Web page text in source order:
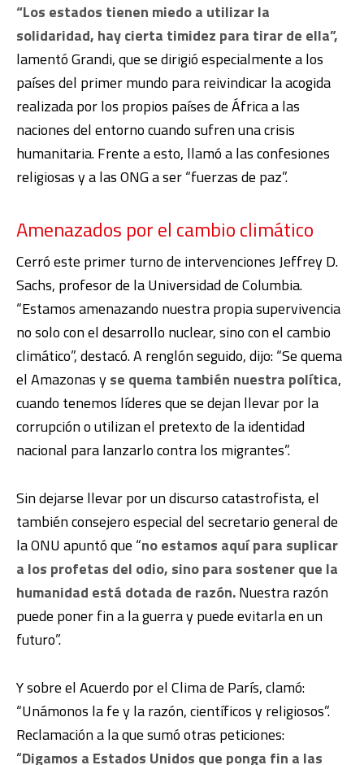
“Los estados tienen miedo a utilizar la
solidaridad, hay cierta timidez para tirar de ella”,
lamentó Grandi, que se dirigió especialmente a los
países del primer mundo para reivindicar la acogida
realizada por los propios países de África a las
naciones del entorno cuando sufren una crisis
humanitaria. Frente a esto, llamó a las confesiones
religiosas y a las ONG a ser “fuerzas de paz”.
Amenazados por el cambio climático
Cerró este primer turno de intervenciones Jeffrey D.
Sachs, profesor de la Universidad de Columbia.
“Estamos amenazando nuestra propia supervivencia
no solo con el desarrollo nuclear, sino con el cambio
climático”, destacó. A renglón seguido, dijo: “Se quema
el Amazonas yse quema también nuestra política,
cuando tenemos líderes que se dejan llevar por la
corrupción o utilizan el pretexto de la identidad
nacional para lanzarlo contra los migrantes”.
Sin dejarse llevar por un discurso catastrofista, el
también consejero especial del secretario general de
la ONU apuntó que “no estamos aquí para suplicar
a los profetas del odio, sino para sostener que la
humanidad está dotada de razón.Nuestra razón
puede poner fin a la guerra y puede evitarla en un
futuro”.
Y sobre el Acuerdo por el Clima de París, clamó:
“Unámonos la fe y la razón, científicos y religiosos”.
Reclamación a la que sumó otras peticiones:
“Digamos a Estados Unidos que ponga fin a las